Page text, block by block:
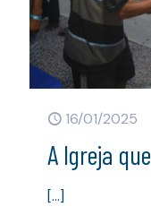
16/01/2025
A Igreja
[…]